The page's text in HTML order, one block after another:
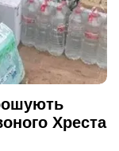
Хреста